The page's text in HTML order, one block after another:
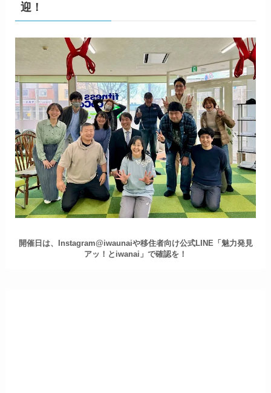
迎！
開催日は、Instagram@iwaunaiや移住者向け公式LINE「魅力発見
アッ！とiwanai」で確認を！